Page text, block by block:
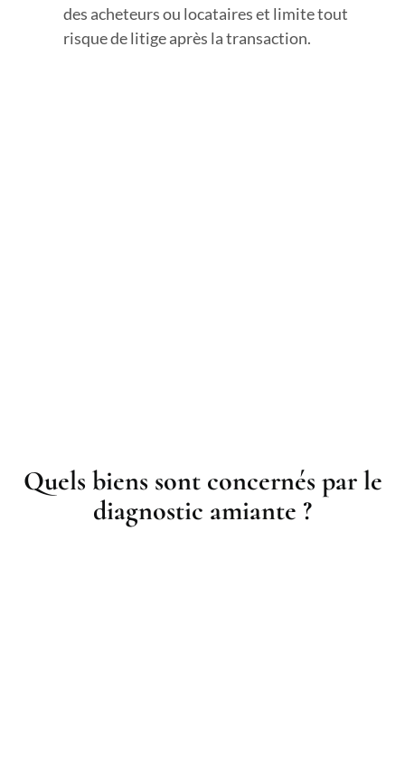
des acheteurs ou locataires et limite tout
risque de litige après la transaction.
Quels biens sont concernés par le
diagnostic amiante ?